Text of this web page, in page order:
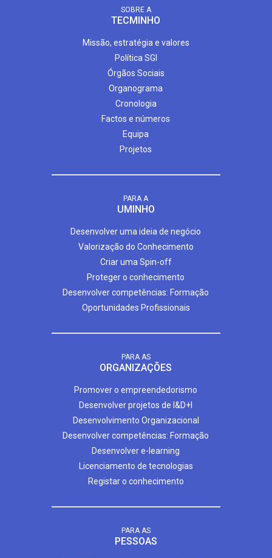
SOBRE A
TECMINHO
Missão, estratégia e valores
Política SGI
Órgãos Sociais
Organograma
Cronologia
Factos e números
Equipa
Projetos
PARA A
UMINHO
Desenvolver uma ideia de negócio
Valorização do Conhecimento
Criar uma Spin-off
Proteger o conhecimento
Desenvolver competências: Formação
Oportunidades Profissionais
PARA AS
ORGANIZAÇÕES
Promover o empreendedorismo
Desenvolver projetos de I&D+I
Desenvolvimento Organizacional
Desenvolver competências: Formação
Desenvolver e-learning
Licenciamento de tecnologias
Registar o conhecimento
PARA AS
PESSOAS